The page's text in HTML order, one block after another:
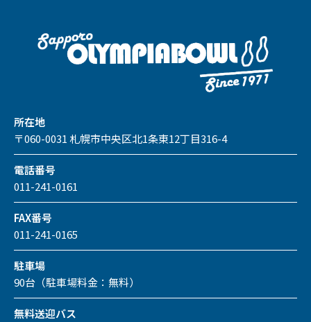
所在地
〒060-0031 札幌市中央区北1条東12丁目316-4
電話番号
011-241-0161
FAX番号
011-241-0165
駐車場
90台（駐車場料金：無料）
無料送迎バス